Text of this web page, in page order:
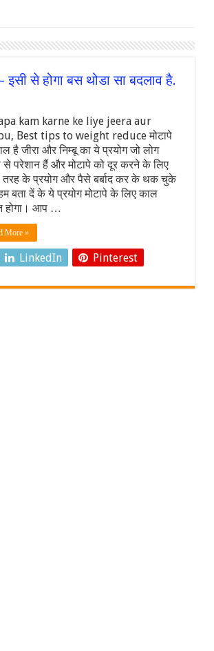
से होगा बस थोडा सा बदलाव है.
kam karne ke liye jeera aur
Best tips to weight reduce मोटापे
है जीरा और निम्बू का ये प्रयोग जो लोग
से परेशान हैं और मोटापे को दूर करने के लिए
के प्रयोग और पैसे बर्बाद कर के थक चुके
बता दें के ये प्रयोग मोटापे के लिए काल
होगा। आप …
More »
LinkedIn Pinterest